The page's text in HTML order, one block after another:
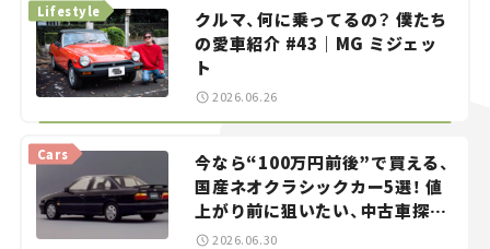
クルマ、何に乗ってるの？ 僕たち
の愛車紹介 #43｜MG ミジェッ
ト
Lifestyle
2026.06.26
今なら“100万円前後”で買える、
国産ネオクラシックカー5選！ 値
上がり前に狙いたい、中古車探し
をお手伝い――ちょっとイケてるマ
Cars
2026.06.30